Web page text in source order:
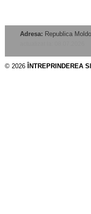
Adresa: Republica
© 2026 ÎNTREPRINDEREA